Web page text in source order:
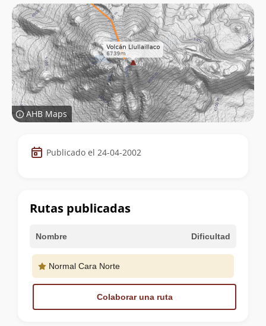
AHB Maps
Datos
de
cumbre
Publicado el 24-04-2002
Rutas publicadas
Nombre Dificultad
Normal Cara Norte
Colaborar una ruta